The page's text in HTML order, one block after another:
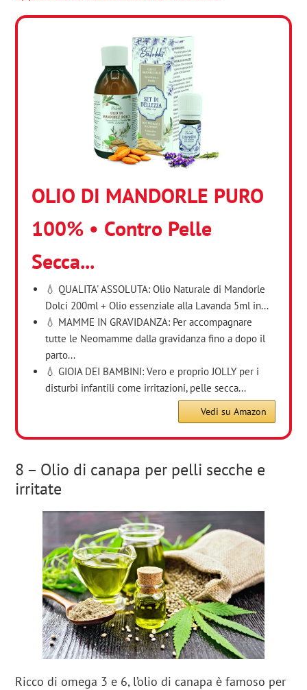
OLIO DI MANDORLE PURO
100% • Contro Pelle
Secca...
💧 QUALITA' ASSOLUTA: Olio Naturale di Mandorle
Dolci 200ml + Olio essenziale alla Lavanda 5ml in...
💧 MAMME IN GRAVIDANZA: Per accompagnare
tutte le Neomamme dalla gravidanza fino a dopo il
parto...
💧 GIOIA DEI BAMBINI: Vero e proprio JOLLY per i
disturbi infantili come irritazioni, pelle secca...
Vedi su Amazon
8 – Olio di canapa per pelli secche e
irritate
Ricco di omega 3 e 6, l’olio di canapa è famoso per